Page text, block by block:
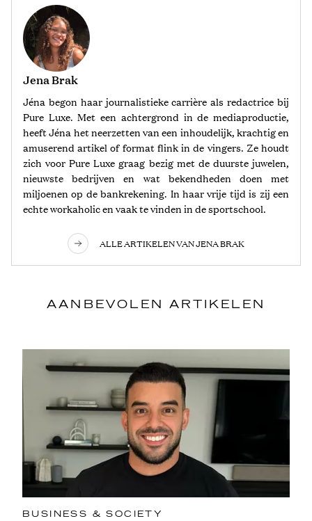
Jena Brak
Jéna begon haar journalistieke carrière als redactrice bij
Pure Luxe. Met een achtergrond in de mediaproductie,
heeft Jéna het neerzetten van een inhoudelijk, krachtig en
amuserend artikel of format flink in de vingers. Ze houdt
zich voor Pure Luxe graag bezig met de duurste juwelen,
nieuwste bedrijven en wat bekendheden doen met
miljoenen op de bankrekening. In haar vrije tijd is zij een
echte workaholic en vaak te vinden in de sportschool.
ALLE ARTIKELEN VAN JENA BRAK
AANBEVOLEN ARTIKELEN
BUSINESS & SOCIETY